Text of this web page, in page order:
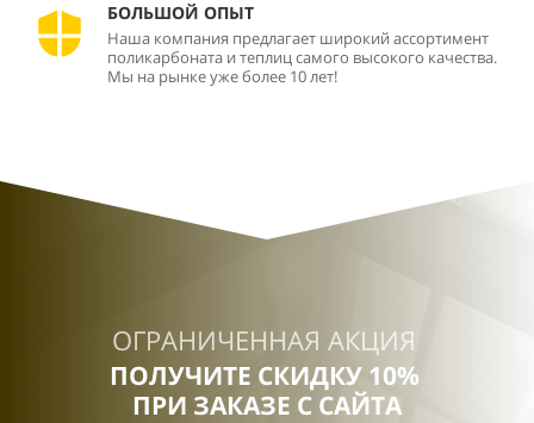
БОЛЬШОЙ ОПЫТ
Наша компания предлагает широкий ассортимент
поликарбоната и теплиц самого высокого качества.
Мы на рынке уже более 10 лет!
ОГРАНИЧЕННАЯ АКЦИЯ
ПОЛУЧИТЕ СКИДКУ 10%
ПРИ ЗАКАЗЕ С САЙТА